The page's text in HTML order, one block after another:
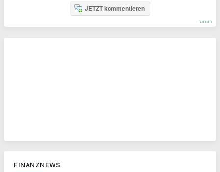
JETZT kommentieren
forum
FINANZNEWS